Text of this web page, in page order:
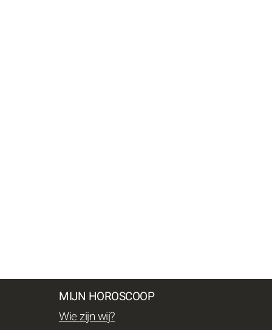
MIJN HOROSCOOP
Wie zijn wij?